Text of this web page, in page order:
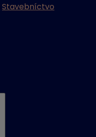
Stavebníctvo